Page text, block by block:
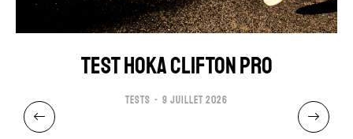
TEST HOKA CLIFTON PRO
TESTS 9 JUILLET 2026